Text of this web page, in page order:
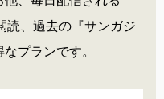
読、過去の『サンガジ
プランです。